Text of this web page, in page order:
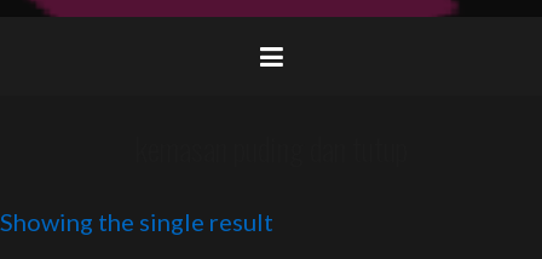
Showing the single result